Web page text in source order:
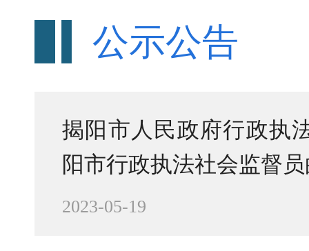
公示公告
揭阳市人民政府行政执
阳市行政执法社会监督
2023-05-19